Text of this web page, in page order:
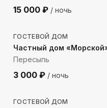
15 000 ₽ / ночь
260 м до моря
ГОСТЕВОЙ ДОМ
Частный дом
Пересыпь
3 000 ₽ / ночь
258м до моря
ГОСТЕВОЙ ДОМ